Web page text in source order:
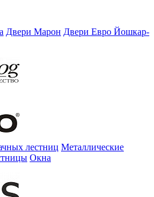
Двери Марон Двери Евро Йошкар-
лестниц Металлические
Окна